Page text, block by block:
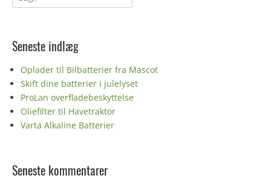
efter:
Seneste indlæg
Oplader til Bilbatterier fra Mascot
Skift dine batterier i julelyset
ProLan overfladebeskyttelse
Oliefilter til Havetraktor
Varta Alkaline Batterier
Seneste kommentarer